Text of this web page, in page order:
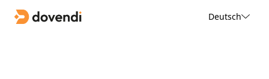
Deutsch